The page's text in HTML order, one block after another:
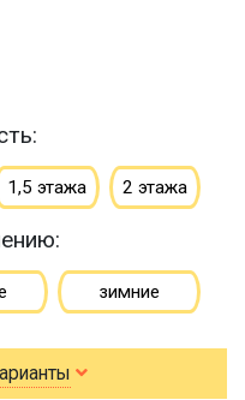
1,5 этажа 2 этажа
зимние
гостевые